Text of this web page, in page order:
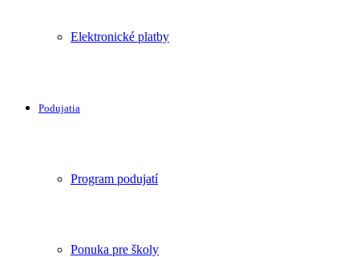
Elektronické platby
Podujatia
Program podujatí
Ponuka pre školy